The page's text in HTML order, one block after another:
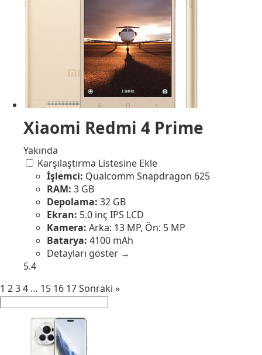
Xiaomi Redmi 4 Prime
Yakında
Karşılaştırma Listesine Ekle
İşlemci: Qualcomm Snapdragon 625
RAM: 3 GB
Depolama: 32 GB
Ekran: 5.0 inç IPS LCD
Kamera: Arka: 13 MP, Ön: 5 MP
Batarya: 4100 mAh
Detayları göster →
5.4
1 234 … 15 16 17Sonraki »